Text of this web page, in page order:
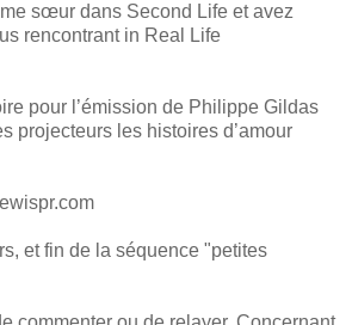
sœur dans Second Life et avez
rencontrant in Real Life
pour l’émission de Philippe Gildas
projecteurs les histoires d’amour
et fin de la séquence "petites